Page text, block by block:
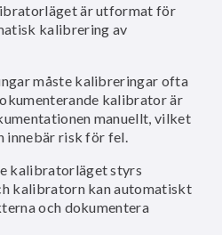
är utformat för
kalibrering av
måste kalibreringar ofta
kalibrator är
manuellt, vilket
risk för fel.
kalibratorläget styrs
kalibratorn kan automatiskt
och dokumentera